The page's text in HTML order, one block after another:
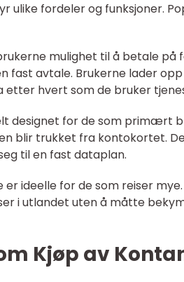
ulike fordeler og funksjoner.
mulighet til å betale på
fast avtale. Brukerne lader
hvert som de bruker
designet for de som primært
blir trukket fra kontokortet.
til en fast dataplan.
ideelle for de som reiser
i utlandet uten å måtte
Kjøp av